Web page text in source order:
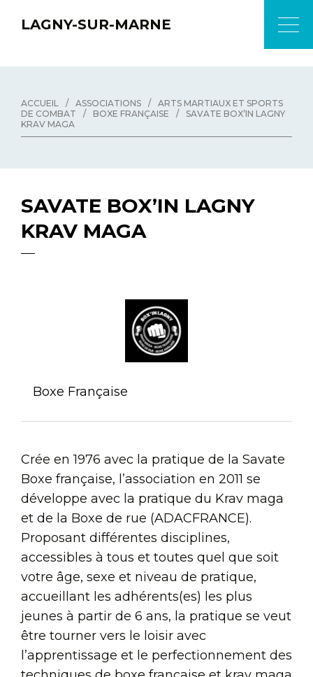
LAGNY-SUR-MARNE
ACCUEIL / ASSOCIATIONS /
ARTS MARTIAUX ET SPORTS
DE COMBAT
/ BOXE FRANÇAISE /
SAVATE BOX’IN LAGNY
KRAV MAGA
SAVATE BOX’IN LAGNY
KRAV MAGA
Boxe Française
Crée en 1976 avec la pratique de la Savate
Boxe française, l’association en 2011 se
développe avec la pratique du Krav maga
et de la Boxe de rue (ADACFRANCE).
Proposant différentes disciplines,
accessibles à tous et toutes quel que soit
votre âge, sexe et niveau de pratique,
accueillant les adhérents(es) les plus
jeunes à partir de 6 ans, la pratique se veut
être tourner vers le loisir avec
l’apprentissage et le perfectionnement des